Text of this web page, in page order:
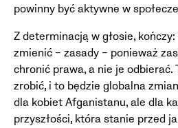
powinny być aktywne w
Z determinacją w głosie, kończy:
zmienić – zasady – ponieważ
chronić prawa, a nie je odbierać.
zrobić, i to będzie globalna
dla kobiet Afganistanu, ale dla
przyszłości, która stanie przed